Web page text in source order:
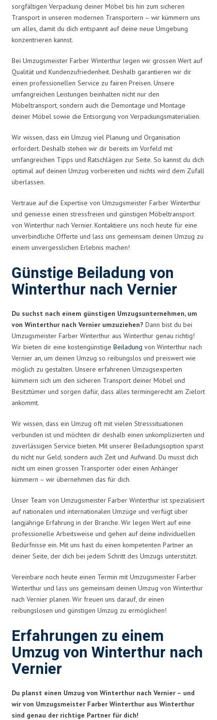
sorgfältigen Verpackung deiner Möbel bis hin zum sicheren
Transport in unseren modernen Transportern – wir kümmern uns
um alles, damit du dich entspannt auf deine neue Umgebung
konzentrieren kannst.
Bei Umzugsmeister Farber Winterthur legen wir grossen Wert auf
Qualität und Kundenzufriedenheit. Deshalb garantieren wir dir
einen professionellen Service zu fairen Preisen. Unsere
umfangreichen Leistungen beinhalten nicht nur den
Möbeltransport, sondern auch die Demontage und Montage
deiner Möbel sowie die Entsorgung von Verpackungsmaterialien.
Wir wissen, dass ein Umzug viel Planung und Organisation
erfordert. Deshalb stehen wir dir bereits im Vorfeld mit
umfangreichen Tipps und Ratschlägen zur Seite. So kannst du dich
optimal auf deinen Umzug vorbereiten und nichts wird dem Zufall
überlassen.
Vertraue auf die Expertise von Umzugsmeister Farber Winterthur
und geniesse einen stressfreien und günstigen Möbeltransport
von Winterthur nach Vernier. Kontaktiere uns noch heute für eine
unverbindliche Offerte und lass uns gemeinsam deinen Umzug zu
einem unvergesslichen Erlebnis machen!
Günstige Beiladung von
Winterthur nach Vernier
Du suchst nach einem günstigen Umzugsunternehmen, um
von Winterthur nach Vernier umzuziehen? Dann bist du bei
Umzugsmeister Farber Winterthur aus Winterthur genau richtig!
Wir bieten dir eine kostengünstige Beiladung von Winterthur nach
Vernier an, um deinen Umzug so reibungslos und preiswert wie
möglich zu gestalten. Unsere erfahrenen Umzugsexperten
kümmern sich um den sicheren Transport deiner Möbel und
Besitztümer und sorgen dafür, dass alles termingerecht am Zielort
ankommt.
Wir wissen, dass ein Umzug oft mit vielen Stresssituationen
verbunden ist und möchten dir deshalb einen unkomplizierten und
zuverlässigen Service bieten. Mit unserer Beiladungsoption sparst
du nicht nur Geld, sondern auch Zeit und Aufwand. Du musst dich
nicht um einen grossen Transporter oder einen Anhänger
kümmern – wir übernehmen das für dich.
Unser Team von Umzugsmeister Farber Winterthur ist spezialisiert
auf nationalen und internationalen Umzüge und verfügt über
langjährige Erfahrung in der Branche. Wir legen Wert auf eine
professionelle Arbeitsweise und gehen auf deine individuellen
Bedürfnisse ein. Mit uns hast du einen kompetenten Partner an
deiner Seite, der dich bei jedem Schritt des Umzugs unterstützt.
Vereinbare noch heute einen Termin mit Umzugsmeister Farber
Winterthur und lass uns gemeinsam deinen Umzug von Winterthur
nach Vernier planen. Wir freuen uns darauf, dir einen
reibungslosen und günstigen Umzug zu ermöglichen!
Erfahrungen zu einem
Umzug von Winterthur nach
Vernier
Du planst einen Umzug von Winterthur nach Vernier – und
wir von Umzugsmeister Farber Winterthur aus Winterthur
sind genau der richtige Partner für dich!